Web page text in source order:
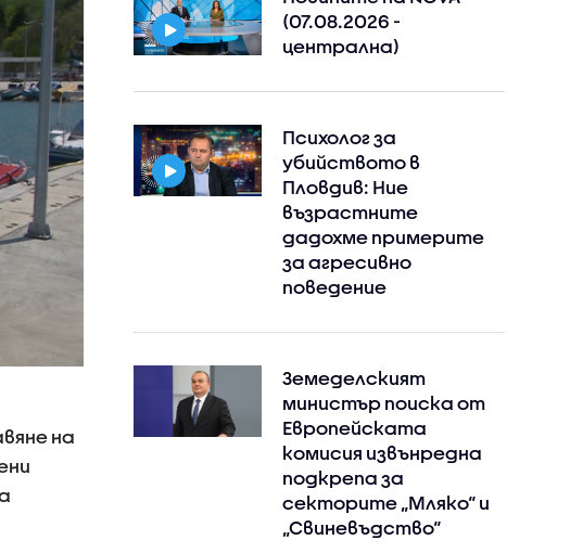
на
(07.08.2026 -
централна)
Психолог за
убийството в
Пловдив: Ние
възрастните
дадохме примерите
за агресивно
поведение
Земеделският
министър поиска от
Европейската
комисия извънредна
подкрепа за
секторите „Мляко“ и
„Свиневъдство“